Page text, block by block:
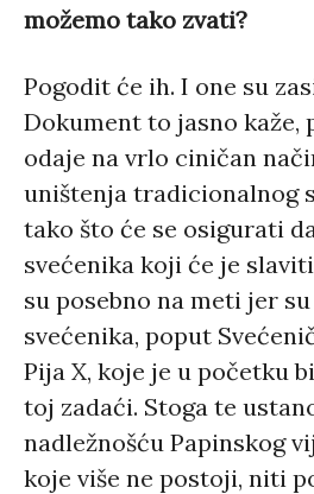
možemo tako zvati?
Pogodit će ih. I one su
Dokument to jasno kaže,
odaje na vrlo ciničan
uništenja tradicionalnog
tako što će se osigurati
svećenika koji će je
su posebno na meti jer
svećenika, poput
Pija X, koje je u početku
toj zadaći. Stoga te
nadležnošću Papinskog
koje više ne postoji, niti